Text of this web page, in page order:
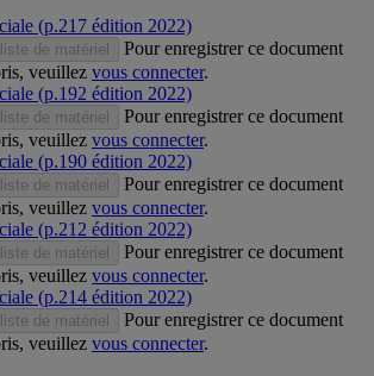
(p.217 édition 2022)
de matériel
Pour enregistrer ce document
veuillez vous connecter.
(p.192 édition 2022)
de matériel
Pour enregistrer ce document
veuillez vous connecter.
(p.190 édition 2022)
de matériel
Pour enregistrer ce document
veuillez vous connecter.
(p.212 édition 2022)
de matériel
Pour enregistrer ce document
veuillez vous connecter.
(p.214 édition 2022)
de matériel
Pour enregistrer ce document
veuillez vous connecter.